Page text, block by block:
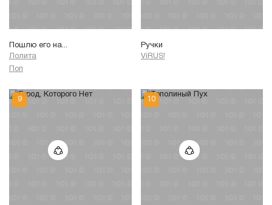
Пошлю его на...
Лолита
Поп
Ручки
ViRUS!